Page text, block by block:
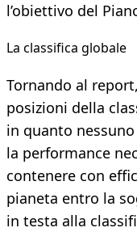
l’obiettivo del
La classifica globale
Tornando al
posizioni della
in quanto
la performance
contenere con
pianeta entro la
in testa alla